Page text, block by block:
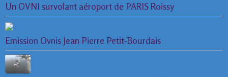
Un OVNI survolant aéroport de PARIS Roissy
Emission Ovnis Jean Pierre Petit-Bourdais